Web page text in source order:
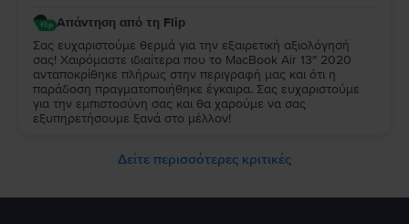
Απάντηση από τη Flip
Σας ευχαριστούμε θερμά για την εξαιρετική αξιολόγησή
σας! Χαιρόμαστε ιδιαίτερα που το MacBook Air 13″ 2020
ανταποκρίθηκε πλήρως στην περιγραφή μας και ότι η
παράδοση πραγματοποιήθηκε έγκαιρα. Σας ευχαριστούμε
για την εμπιστοσύνη σας και θα χαρούμε να σας
εξυπηρετήσουμε ξανά στο μέλλον!
Δείτε περισσότερες κριτικές